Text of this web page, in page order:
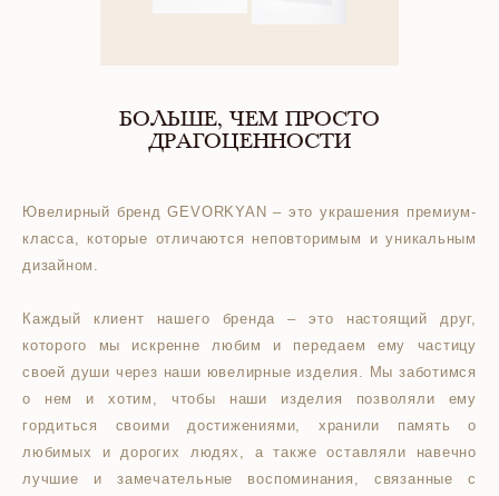
БОЛЬШЕ, ЧЕМ ПРОСТО
ДРАГОЦЕННОСТИ
Ювелирный бренд GEVORKYAN – это украшения премиум-
класса, которые отличаются неповторимым и уникальным
дизайном.
Каждый клиент нашего бренда – это настоящий друг,
которого мы искренне любим и передаем ему частицу
своей души через наши ювелирные изделия. Мы заботимся
о нем и хотим, чтобы наши изделия позволяли ему
гордиться своими достижениями, хранили память о
любимых и дорогих людях, а также оставляли навечно
лучшие и замечательные воспоминания, связанные с